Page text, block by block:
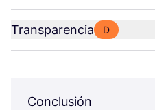
Transparencia D
Conclusión